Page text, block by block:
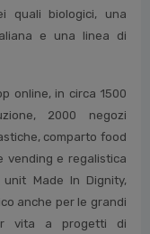
quali biologici, una
e una linea di
online, in circa 1500
2000 negozi
comparto food
vending e regalistica
Made In Dignity,
anche per le grandi
vita a progetti di